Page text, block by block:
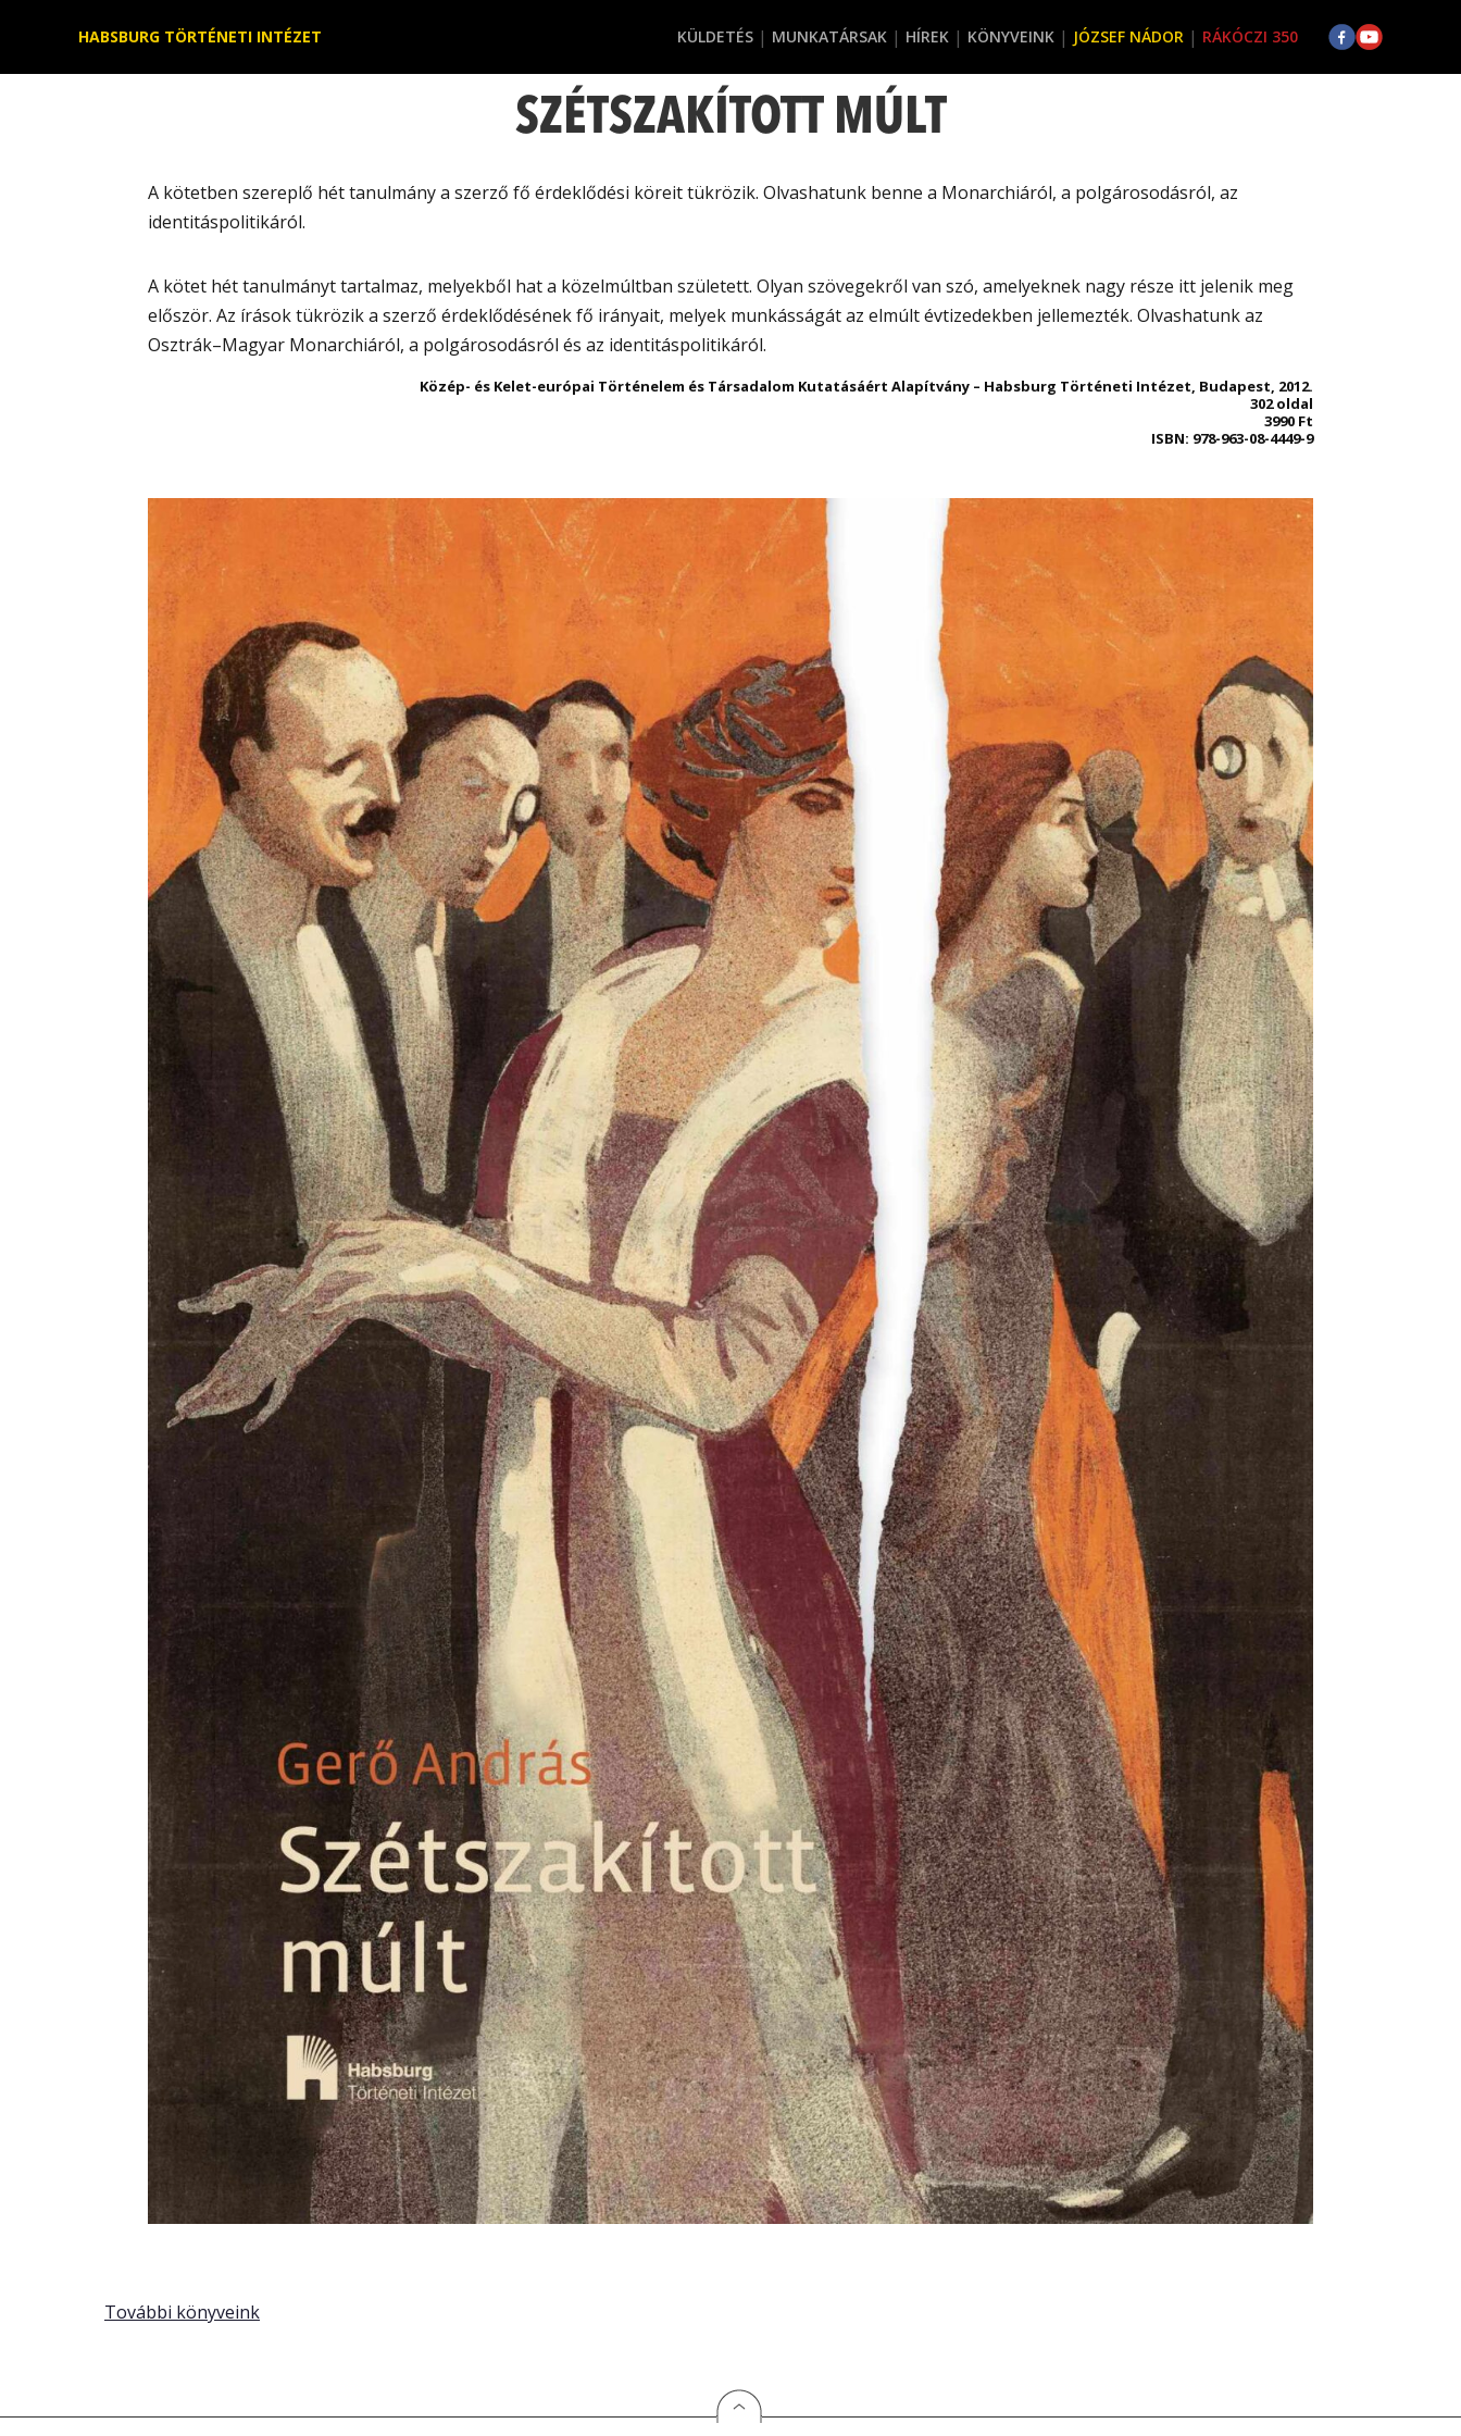
tartalomba
HABSBURG TÖRTÉNETI INTÉZET KÜLDETÉS MUNKATÁRSAK HÍREK KÖNYVEINK JÓZSEF NÁDOR RÁKÓCZI 350
SZÉTSZAKÍTOTT MÚLT
A kötetben szereplő hét tanulmány a szerző fő érdeklődési köreit tükrözik. Olvashatunk benne a Monarchiáról, a polgárosodásról, az
identitáspolitikáról.
A kötet hét tanulmányt tartalmaz, melyekből hat a közelmúltban született. Olyan szövegekről van szó, amelyeknek nagy része itt jelenik meg
először. Az írások tükrözik a szerző érdeklődésének fő irányait, melyek munkásságát az elmúlt évtizedekben jellemezték. Olvashatunk az
Osztrák–Magyar Monarchiáról, a polgárosodásról és az identitáspolitikáról.
Közép- és Kelet-európai Történelem és Társadalom Kutatásáért Alapítvány – Habsburg Történeti Intézet, Budapest, 2012.
302 oldal
3990 Ft
ISBN: 978-963-08-4449-9
További könyveink